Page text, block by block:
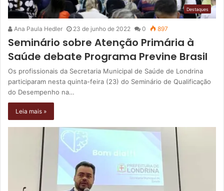
Destaques
Ana Paula Hedler 23 de junho de 2022 0 897
Seminário sobre Atenção Primária à
Saúde debate Programa Previne Brasil
Os profissionais da Secretaria Municipal de Saúde de Londrina
participaram nesta quinta-feira (23) do Seminário de Qualificação
do Desempenho na…
Leia mais »